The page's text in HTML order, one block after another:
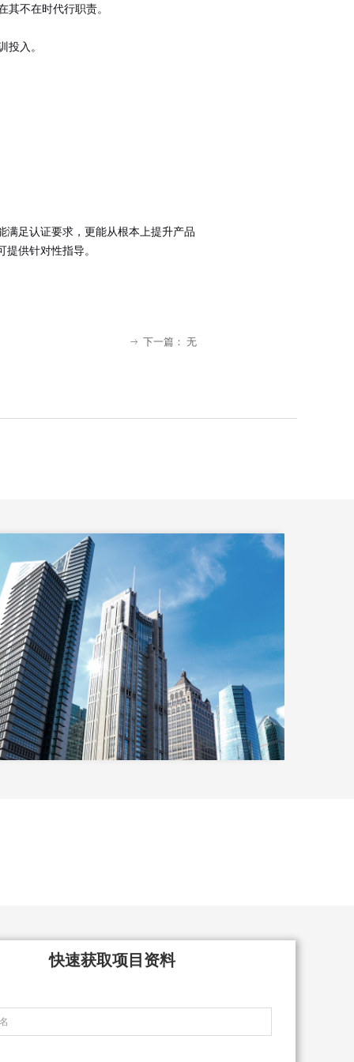
不在时代行职责。
投入。
满足认证要求，更能从根本上提升产品
供针对性指导。
ꁹ 下一篇： 无
快速获取项目资料